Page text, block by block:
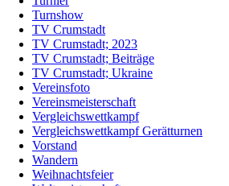
Turnshow
TV Crumstadt
TV Crumstadt; 2023
TV Crumstadt; Beiträge
TV Crumstadt; Ukraine
Vereinsfoto
Vereinsmeisterschaft
Vergleichswettkampf
Vergleichswettkampf Gerätturnen
Vorstand
Wandern
Weihnachtsfeier